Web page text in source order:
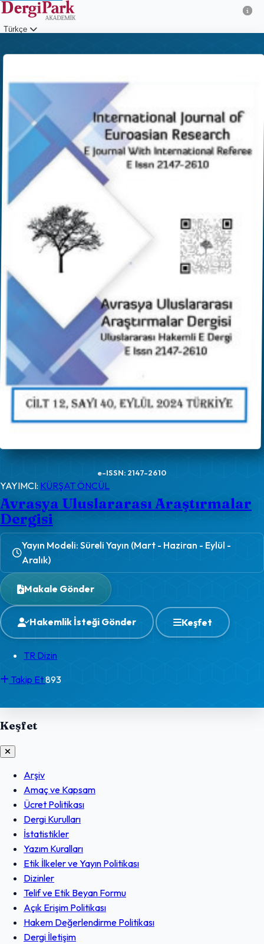
Türkçe
e-ISSN: 2147-2610
YAYIMCI: KÜRŞAT ÖNCÜL
Avrasya Uluslararası Araştırmalar
Dergisi
Yayın Modeli: Süreli Yayın (Mart - Haziran - Eylül -
Aralık)
Makale Gönder
Hakemlik İsteği Gönder Keşfet
TR Dizin
Takip Et893
Keşfet
Arşiv
Amaç ve Kapsam
Ücret Politikası
Dergi Kurulları
İstatistikler
Yazım Kuralları
Etik İlkeler ve Yayın Politikası
Dizinler
Telif ve Etik Beyan Formu
Açık Erişim Politikası
Hakem Değerlendirme Politikası
Dergi İletişim